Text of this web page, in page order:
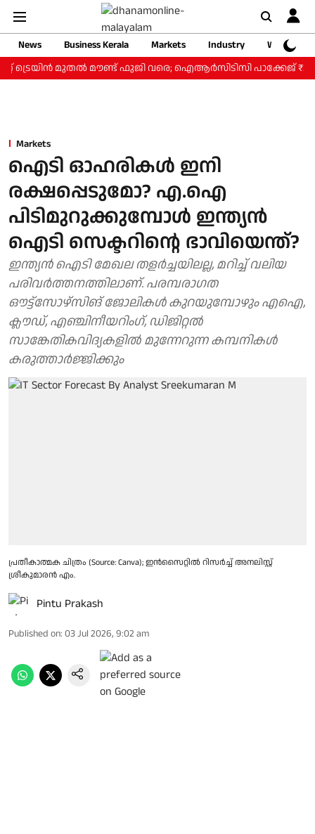
News Business Kerala Markets Industry
Web
മുതല്‍ മൗണ്ട് ഫുജി വരെ; ഐആര്‍സിടിസി പാക്കേജ് ₹3.46
Markets
ഐടി ഓഹരികൾ ഇനി
രക്ഷപ്പെടുമോ? എ.ഐ
പിടിമുറുക്കുമ്പോൾ ഇന്ത്യൻ
ഐടി സെക്ടറിന്റെ ഭാവിയെന്ത്?
ഇന്ത്യൻ ഐടി മേഖല തളർച്ചയിലല്ല, മറിച്ച് വലിയ
പരിവർത്തനത്തിലാണ്. പരമ്പരാഗത
ഔട്ട്‌സോഴ്‌സിങ് ജോലികൾ കുറയുമ്പോഴും എഐ,
ക്ലൗഡ്, എഞ്ചിനീയറിം​ഗ്, ഡിജിറ്റൽ
സാങ്കേതികവിദ്യകളിൽ മുന്നേറുന്ന കമ്പനികൾ
കരുത്താർജ്ജിക്കും
പ്രതീകാത്മക ചിത്രം (Source: Canva); ഇൻസൈറ്റിൽ റിസർച്ച് അനലി​സ്റ്റ്
ശ്രീകുമാരൻ എം.
Pintu Prakash
Published on: 03 Jul 2026, 9:02 am